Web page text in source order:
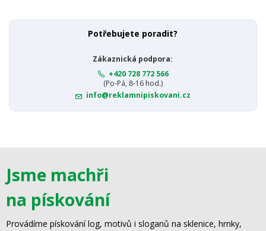
Potřebujete poradit?
Zákaznická podpora:
+420 728 772 566
(Po-Pá, 8-16 hod.)
info@reklamnipiskovani.cz
Jsme machři
na pískování
Provádíme pískování log, motivů i sloganů na sklenice, hrnky,